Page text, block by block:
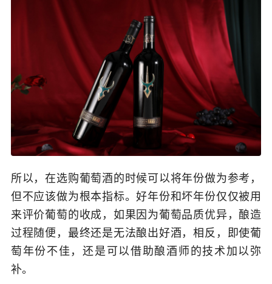
所以，在选购葡萄酒的时候可以将年份做为参考，
但不应该做为根本指标。好年份和坏年份仅仅被用
来评价葡萄的收成，如果因为葡萄品质优异，酿造
过程随便，最终还是无法酿出好酒，相反，即使葡
萄年份不佳，还是可以借助酿酒师的技术加以弥
补。